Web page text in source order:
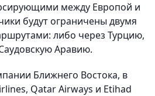
между Европой и
будут ограничены двумя
либо через Турцию,
Аравию.
Ближнего Востока, в
Qatar Airways и Etihad